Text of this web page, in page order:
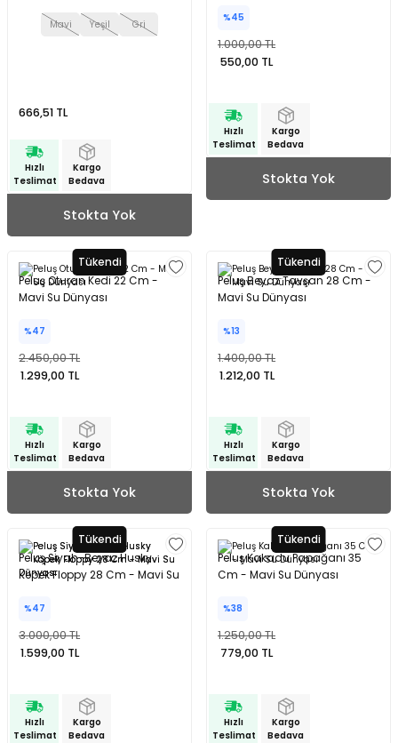
Mavi Yeşil Gri
666,51 TL
Hızlı
Teslimat
Kargo
Bedava
Stokta Yok
%45
1.000,00 TL
550,00 TL
Hızlı
Teslimat
Kargo
Bedava
Stokta Yok
Tükendi
Peluş Oturan Kedi 22 Cm -
Mavi Su Dünyası
%47
2.450,00 TL
1.299,00 TL
Hızlı
Teslimat
Kargo
Bedava
Stokta Yok
Tükendi
Peluş Beyaz Tavşan 28 Cm -
Mavi Su Dünyası
%13
1.400,00 TL
1.212,00 TL
Hızlı
Teslimat
Kargo
Bedava
Stokta Yok
Tükendi
Peluş Siyah-Beyaz Husky
Köpek Floppy 28 Cm - Mavi Su
%47
3.000,00 TL
1.599,00 TL
Hızlı
Teslimat
Kargo
Bedava
Tükendi
Peluş Kakadu Papağanı 35
Cm - Mavi Su Dünyası
%38
1.250,00 TL
779,00 TL
Hızlı
Teslimat
Kargo
Bedava